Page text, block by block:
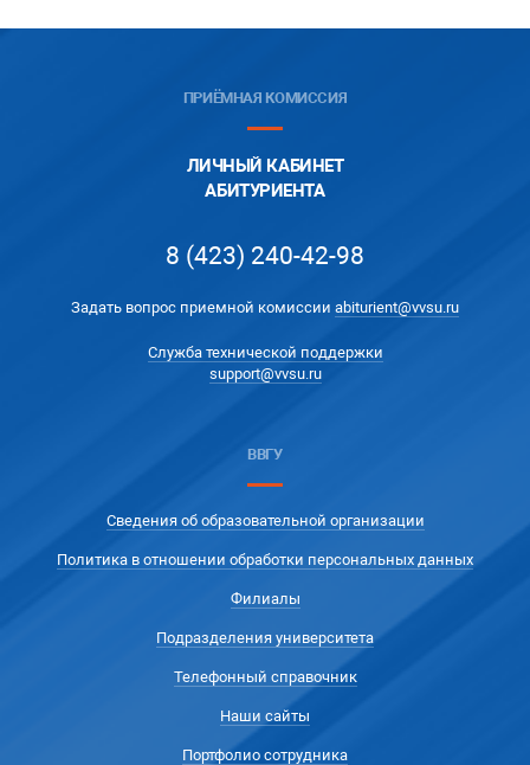
ПРИЁМНАЯ КОМИССИЯ
ЛИЧНЫЙ КАБИНЕТ
АБИТУРИЕНТА
8 (423) 240-42-98
Задать вопрос приемной комиссии abiturient@vvsu.ru
Служба технической поддержки
support@vvsu.ru
ВВГУ
Сведения об образовательной организации
Политика в отношении обработки персональных данных
Филиалы
Подразделения университета
Телефонный справочник
Наши сайты
Портфолио сотрудника